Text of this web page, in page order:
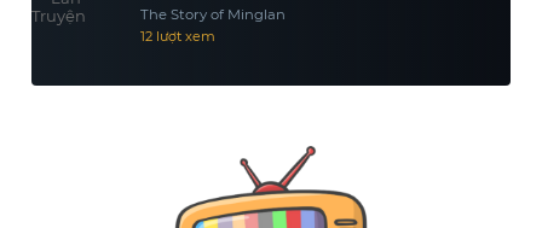
The Story of Minglan
12 lượt xem